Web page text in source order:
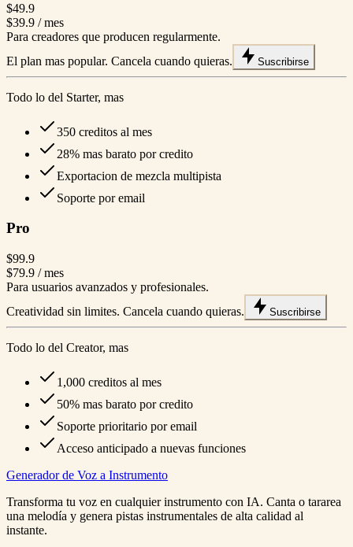
$49.9
$39.9 / mes
Para creadores que producen regularmente.
El plan mas popular. Cancela cuando quieras.
Suscribirse
Todo lo del Starter, mas
350 creditos al mes
28% mas barato por credito
Exportacion de mezcla multipista
Soporte por email
Pro
$99.9
$79.9 / mes
Para usuarios avanzados y profesionales.
Creatividad sin limites. Cancela cuando quieras.
Suscribirse
Todo lo del Creator, mas
1,000 creditos al mes
50% mas barato por credito
Soporte prioritario por email
Acceso anticipado a nuevas funciones
Generador de Voz a Instrumento
Transforma tu voz en cualquier instrumento con IA. Canta o tararea
una melodía y genera pistas instrumentales de alta calidad al
instante.